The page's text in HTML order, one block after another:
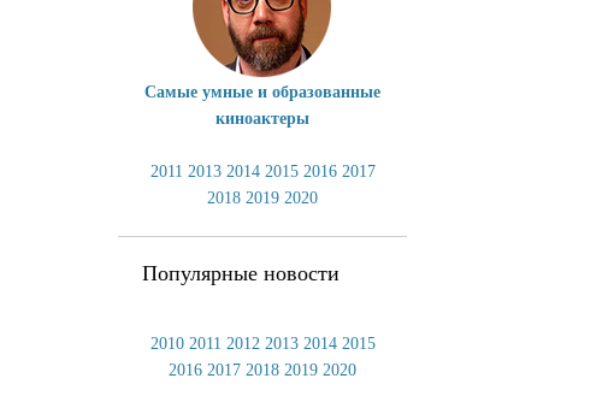
Самые умные и образованные
киноактеры
2011 2013 2014 2015 2016 2017
2018 2019 2020
Популярные новости
2010 2011 2012 2013 2014 2015
2016 2017 2018 2019 2020